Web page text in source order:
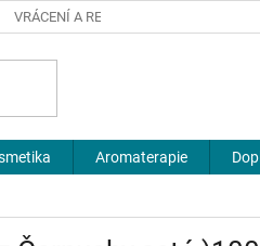
VRÁCENÍ A REKLAMACE
Aromaterapie